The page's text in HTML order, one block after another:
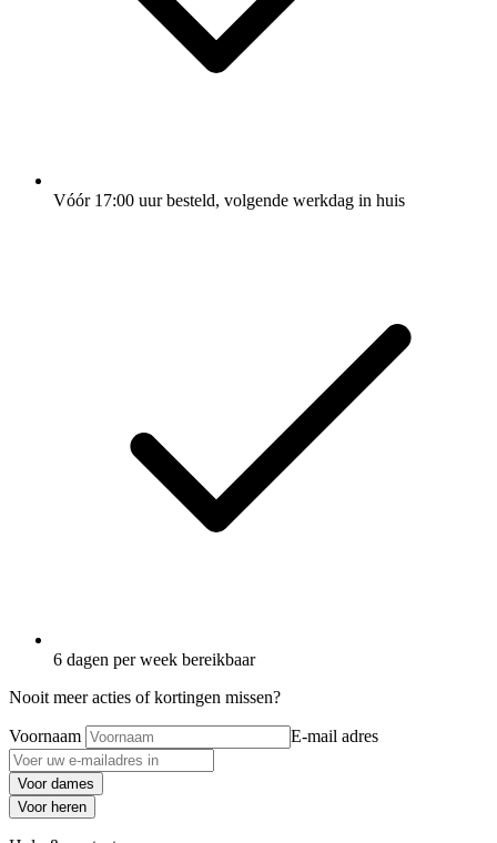
Vóór 17:00 uur besteld, volgende werkdag in huis
6 dagen per week bereikbaar
Nooit meer acties of kortingen missen?
Voornaam E-mail adres
Voor dames
Voor heren